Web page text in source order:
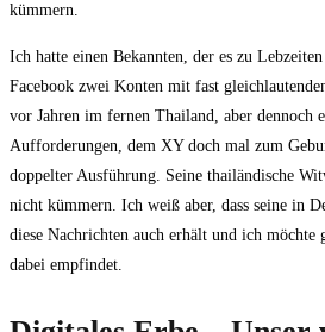
kümmern.
Ich hatte einen Bekannten, der es zu
Facebook zwei Konten mit fast
vor Jahren im fernen Thailand, aber dennoch
Aufforderungen, dem XY doch mal zum
doppelter Ausführung. Seine thailändische
nicht kümmern. Ich weiß aber, dass seine in
diese Nachrichten auch erhält und ich möchte
dabei empfindet.